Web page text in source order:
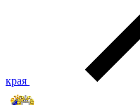
края